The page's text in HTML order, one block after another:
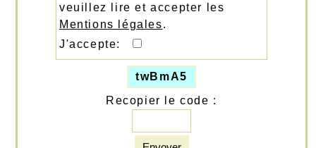
veuillez lire et accepter les
Mentions légales.
J'accepte:
twBmA5
Recopier le code :